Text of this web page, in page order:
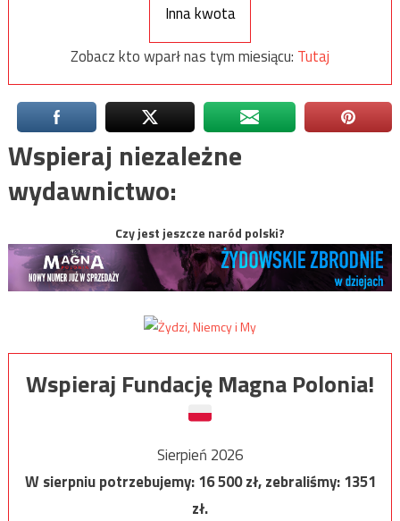
Inna kwota
Zobacz kto wparł nas tym miesiącu: Tutaj
Wspieraj niezależne
wydawnictwo:
Czy jest jeszcze naród polski?
Wspieraj Fundację Magna Polonia!
Sierpień 2026
W sierpniu potrzebujemy:16 500zł, zebraliśmy:1351
zł.